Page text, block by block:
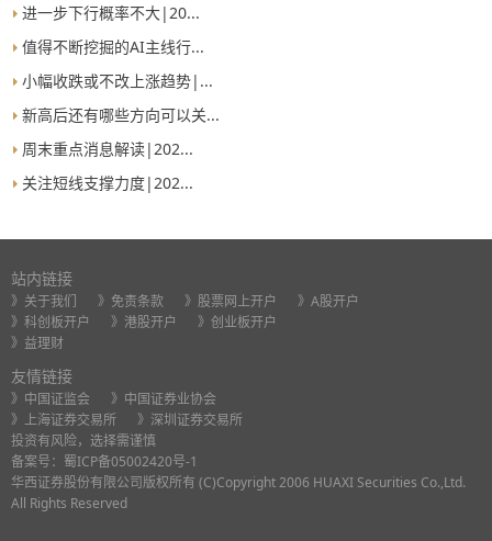
进一步下行概率不大|20...
值得不断挖掘的AI主线行...
小幅收跌或不改上涨趋势|...
新高后还有哪些方向可以关...
周末重点消息解读|202...
关注短线支撑力度|202...
站内链接
》关于我们 》免责条款 》股票网上开户
》A股开户
》科创板开户
》港股开户
》创业板开户
》益理财
友情链接
》中国证监会
》中国证券业协会
》上海证券交易所
》深圳证券交易所
投资有风险，选择需谨慎
备案号： 蜀ICP备05002420号-1
华西证券股份有限公司版权所有 (C)Copyright 2006 HUAXI Securities Co.,Ltd.
All Rights Reserved